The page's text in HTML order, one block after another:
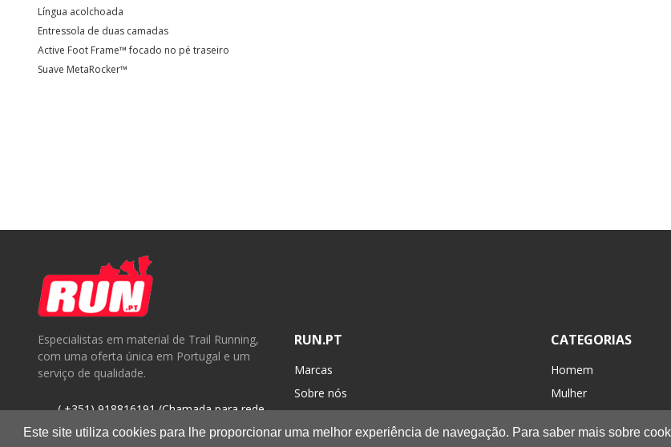
Este site utiliza cookies para lhe proporcionar uma melhor experiência de navegação. Para saber mais sobre
Língua acolchoada
Entressola de duas camadas
Active Foot Frame™ focado no pé traseiro
Suave MetaRocker™
Especialistas em material de Trail Running,
com uma oferta única em Portugal e um
serviço de qualidade.
( +351) 918816191 (Chamada para rede
móvel nacional)
RUN.PT
Marcas
Sobre nós
CATEGORIAS
Homem
Mulher
Acessórios